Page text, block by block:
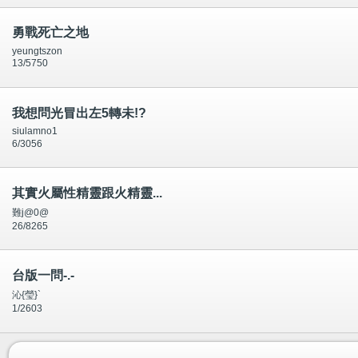
勇戰死亡之地
yeungtszon
13/5750
我想問光冒出左5轉未!?
siulamno1
6/3056
其實火屬性精靈跟火精靈...
難j@0@
26/8265
台版一問-.-
沁{瑩}`
1/2603